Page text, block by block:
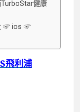
健康
☞ ios ☞
飛利浦